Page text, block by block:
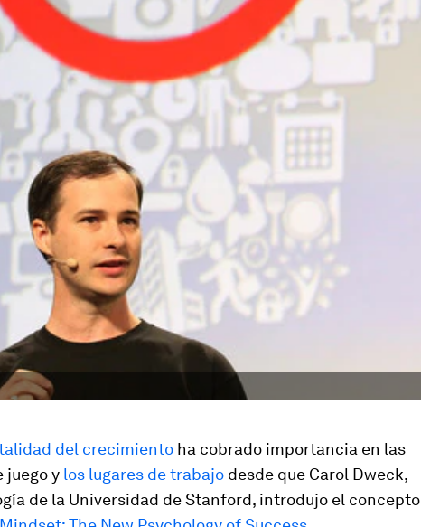
del crecimiento ha cobrado importancia en las
juego y los lugares de trabajo desde que Carol Dweck,
de la Universidad de Stanford, introdujo el concepto